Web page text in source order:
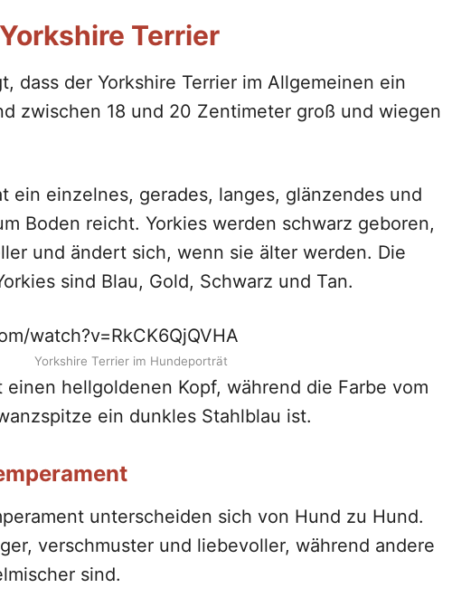
Terrier
dass der Yorkshire Terrier im Allgemeinen ein
zwischen 18 und 20 Zentimeter groß und wiegen
ein einzelnes, gerades, langes, glänzendes und
Boden reicht. Yorkies werden schwarz geboren,
und ändert sich, wenn sie älter werden. Die
sind Blau, Gold, Schwarz und Tan.
watch?v=RkCK6QjQVHA
Yorkshire Terrier im Hundeporträt
einen hellgoldenen Kopf, während die Farbe vom
ein dunkles Stahlblau ist.
unterscheiden sich von Hund zu Hund.
verschmuster und liebevoller, während andere
sind.